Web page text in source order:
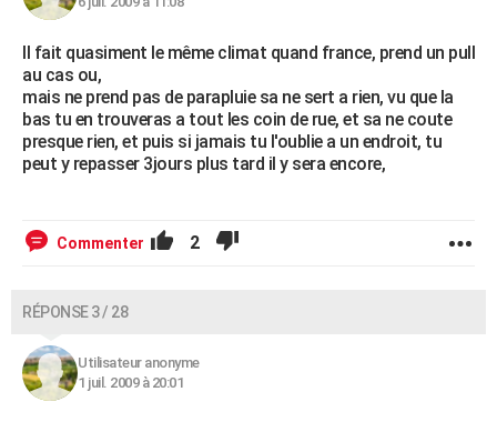
Il fait quasiment le même climat quand france, prend un pull
au cas ou,
mais ne prend pas de parapluie sa ne sert a rien, vu que la
bas tu en trouveras a tout les coin de rue, et sa ne coute
presque rien, et puis si jamais tu l'oublie a un endroit, tu
peut y repasser 3jours plus tard il y sera encore,
Commenter 2
RÉPONSE 3 / 28
Utilisateur anonyme
1 juil. 2009 à 20:01